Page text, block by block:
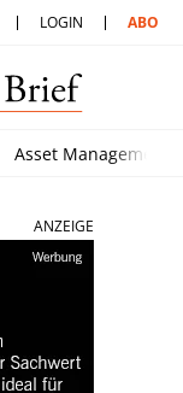
LOGIN ABO
Asset Management
ANZEIGE